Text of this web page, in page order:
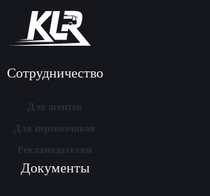
Сотрудничество
Для агентов
Для перевозчиков
Рекламодателям
Документы